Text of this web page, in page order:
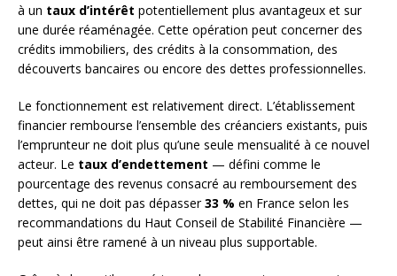
à un taux d’intérêt potentiellement plus avantageux et sur
une durée réaménagée. Cette opération peut concerner des
crédits immobiliers, des crédits à la consommation, des
découverts bancaires ou encore des dettes professionnelles.
Le fonctionnement est relativement direct. L’établissement
financier rembourse l’ensemble des créanciers existants, puis
l’emprunteur ne doit plus qu’une seule mensualité à ce nouvel
acteur. Le taux d’endettement — défini comme le
pourcentage des revenus consacré au remboursement des
dettes, qui ne doit pas dépasser33 % en France selon les
recommandations du Haut Conseil de Stabilité Financière —
peut ainsi être ramené à un niveau plus supportable.